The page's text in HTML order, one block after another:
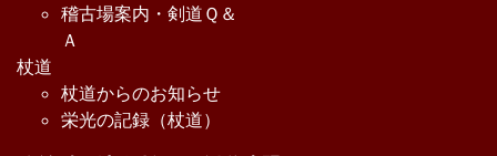
稽古場案内・剣道Ｑ＆
Ａ
杖道
杖道からのお知らせ
栄光の記録（杖道）